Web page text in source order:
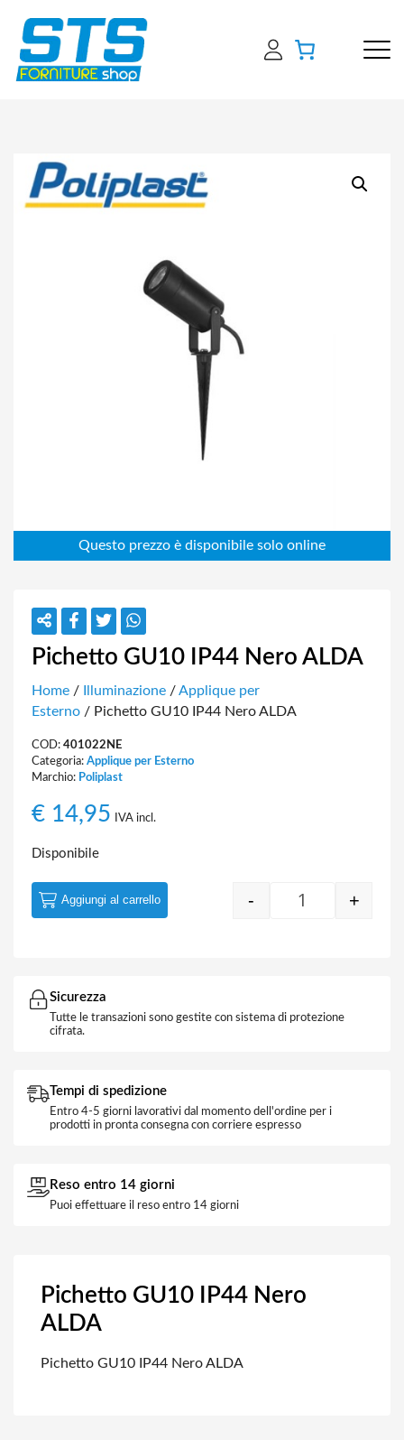
Pichetto GU10 IP44 Nero ALDA
Home / Illuminazione /Applique per
Esterno / Pichetto GU10 IP44 Nero ALDA
COD: 401022NE
Categoria: Applique per Esterno
Marchio: Poliplast
€ 14,95 IVA incl.
Disponibile
Quantity
- +
Aggiungi al carrello
Sicurezza
Tutte le transazioni sono gestite con sistema di protezione
cifrata.
Tempi di spedizione
Entro 4-5 giorni lavorativi dal momento dell'ordine per i
prodotti in pronta consegna con corriere espresso
Reso entro 14 giorni
Puoi effettuare il reso entro 14 giorni
Pichetto GU10 IP44 Nero
ALDA
Pichetto GU10 IP44 Nero ALDA